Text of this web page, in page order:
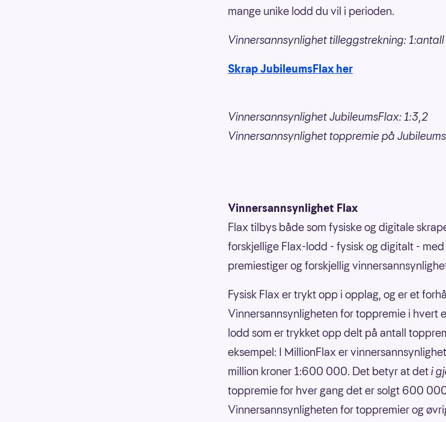
mange unike lodd du vil i perioden.
Vinnersannsynlighet tilleggstrekning:
Skrap JubileumsFlax her
Vinnersannsynlighet JubileumsFlax: 1:3,2
Vinnersannsynlighet toppremie på
Vinnersannsynlighet Flax
Flax tilbys både som fysiske og digitale
forskjellige Flax-lodd - fysisk og digitalt -
premiestiger og forskjellig
Fysisk Flax er trykt opp i opplag, og er et
Vinnersannsynligheten for toppremie i hvert
lodd som er trykket opp delt på antall
eksempel: I MillionFlax er
million kroner 1:600 000. Det betyr at deti
toppremie for hver gang det er solgt 600
Vinnersannsynligheten for toppremier og